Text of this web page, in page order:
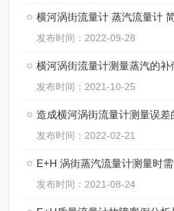
横河涡街流量计 蒸汽流量计
发布时间：2022-09-28
横河涡街流量计测量蒸汽的补
发布时间：2021-10-25
造成横河涡街流量计测量误差
发布时间：2022-02-21
E+H 涡街蒸汽流量计测量时
发布时间：2021-08-24